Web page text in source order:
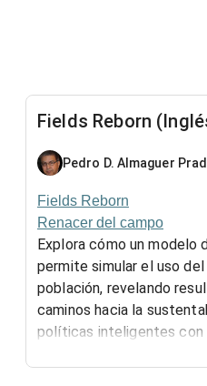
Fields Reborn
Pedro D. Almaguer
Fields Reborn
Renacer del campo
Explora cómo un modelo
permite simular el uso
población, revelando
caminos hacia la
políticas inteligentes con